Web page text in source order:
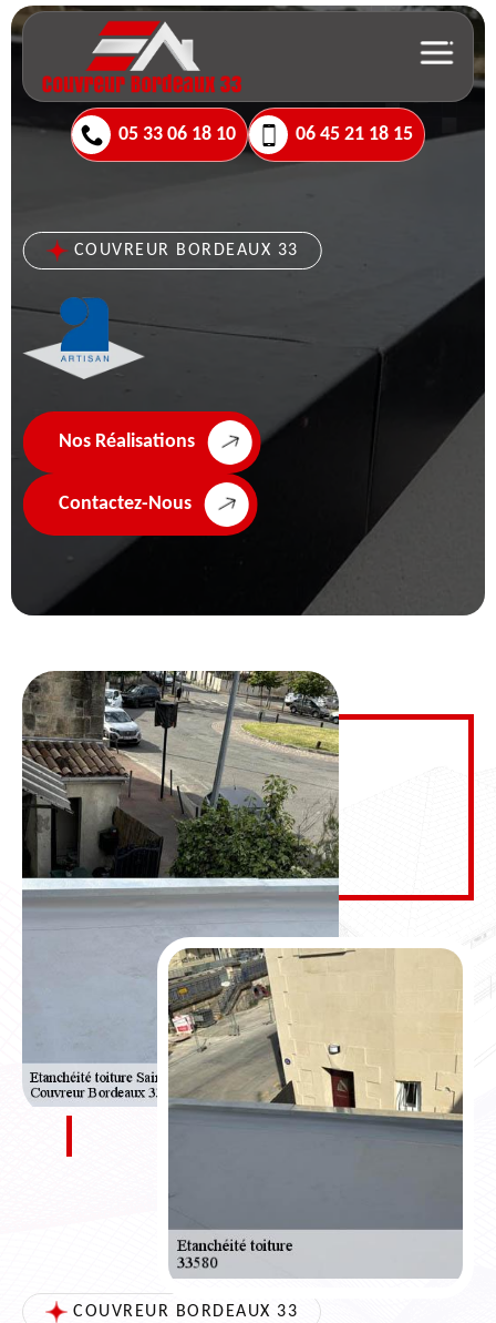
05 33 06 18 10 06 45 21 18 15
COUVREUR BORDEAUX 33
Nos Réalisations
Contactez-Nous
COUVREUR BORDEAUX 33